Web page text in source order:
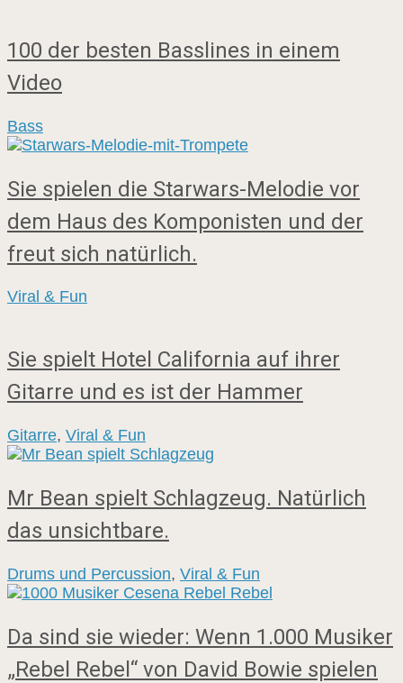
100 der besten Basslines in einem
Video
Bass
Sie spielen die Starwars-Melodie vor
dem Haus des Komponisten und der
freut sich natürlich.
Viral & Fun
Sie spielt Hotel California auf ihrer
Gitarre und es ist der Hammer
Gitarre, Viral & Fun
Mr Bean spielt Schlagzeug. Natürlich
das unsichtbare.
Drums und Percussion, Viral & Fun
Da sind sie wieder: Wenn 1.000 Musiker
„Rebel Rebel“ von David Bowie spielen